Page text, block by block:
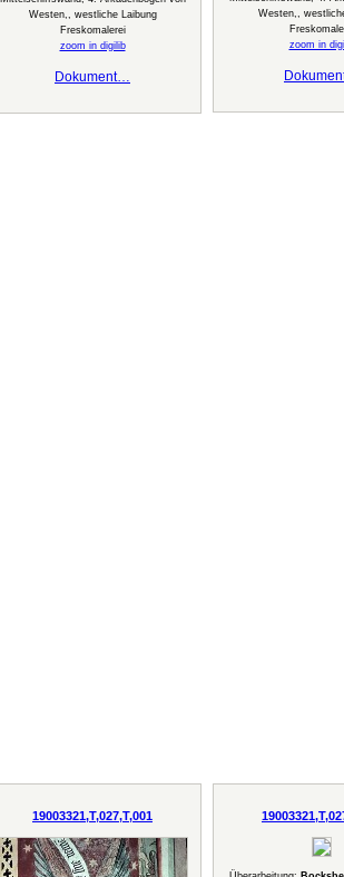
Westen,, westliche Laibung
Freskomalerei
zoom in digilib
Dokument…
Westen,,
zoom in
19003321,T,027,T,001